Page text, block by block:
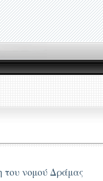
του νομού Δράμας